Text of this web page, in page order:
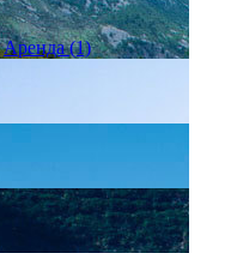
Аренда (1)